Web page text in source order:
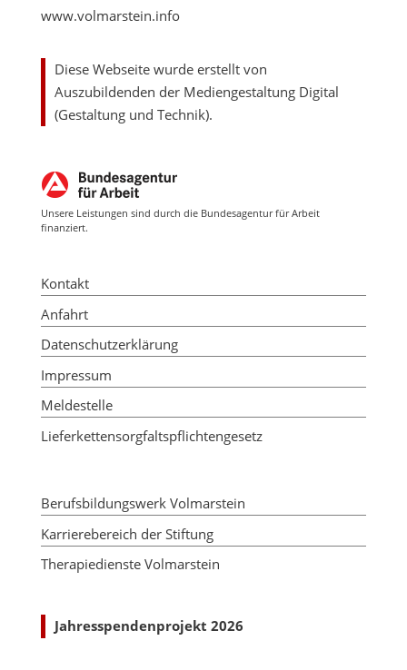
www.volmarstein.info
Diese Webseite wurde erstellt von
Auszubildenden der Mediengestaltung Digital
(Gestaltung und Technik).
Unsere Leistungen sind durch die Bundesagentur für Arbeit
finanziert.
Kontakt
Anfahrt
Datenschutzerklärung
Impressum
Meldestelle
Lieferkettensorgfaltspflichtengesetz
Berufsbildungswerk Volmarstein
Karrierebereich der Stiftung
Therapiedienste Volmarstein
Jahresspendenprojekt 2026